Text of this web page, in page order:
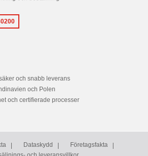
och snabb leverans
och Polen
och certifierade processer
Dataskydd
Företagsfakta